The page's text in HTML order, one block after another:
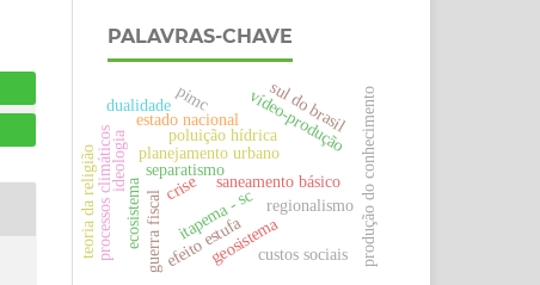
PALAVRAS-CHAVE
planejamento urbano
ideologia
processos climáticos poluição hídrica
saneamento básico produção do conhecimento
regionalismo
separatismo
crise
estado nacional
guerra fiscal itapema - sc
vídeo-produção
teoria da religião ecosistema efeito estufa
pimc
geosistema
sul do brasil
custos sociais
dualidade